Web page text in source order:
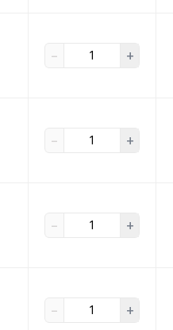
- +
- +
- +
- +